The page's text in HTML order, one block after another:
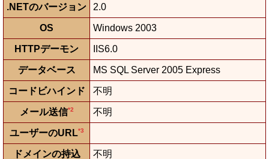
.NETのバージョン 2.0
OS Windows 2003
HTTPデーモン IIS6.0
データベース MS SQL Server 2005 Express
コードビハインド 不明
メール送信*2 不明
ユーザーのURL*3
ドメインの持込 不明